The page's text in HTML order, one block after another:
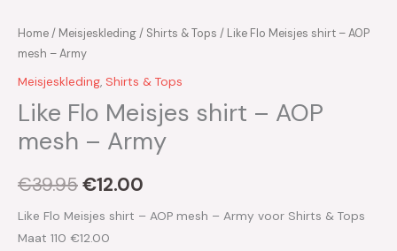
Home/ Meisjeskleding/ Shirts & Tops / Like Flo Meisjes shirt – AOP
mesh – Army
Meisjeskleding Shirts & Tops
Like Flo Meisjes shirt – AOP
mesh – Army
€39.95€12.00
Like Flo Meisjes shirt – AOP mesh – Army voor Shirts & Tops
Maat 110 €12.00